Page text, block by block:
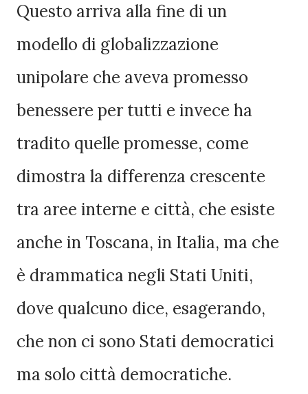
Questo arriva alla fine di un
modello di globalizzazione
unipolare che aveva promesso
benessere per tutti e invece ha
tradito quelle promesse, come
dimostra la differenza crescente
tra aree interne e città, che esiste
anche in Toscana, in Italia, ma che
è drammatica negli Stati Uniti,
dove qualcuno dice, esagerando,
che non ci sono Stati democratici
ma solo città democratiche.